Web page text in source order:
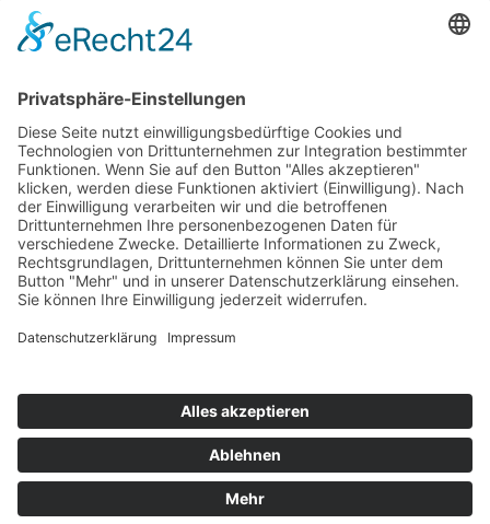
Kontakt
Mitglied werden
Satzung
Beitragsordnung
Aufnahmeantrag
© 2025 Tourismus und Marketing Osterode am Harz
e. V.
Impressum Datenschutzerklärung